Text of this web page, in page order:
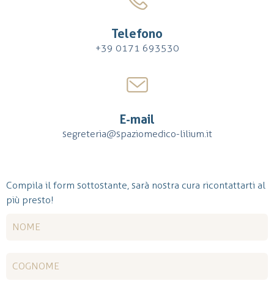
Telefono
+39 0171 693530
E-mail
segreteria@spaziomedico-lilium.it
Compila il form sottostante, sarà nostra cura ricontattarti al
più presto!